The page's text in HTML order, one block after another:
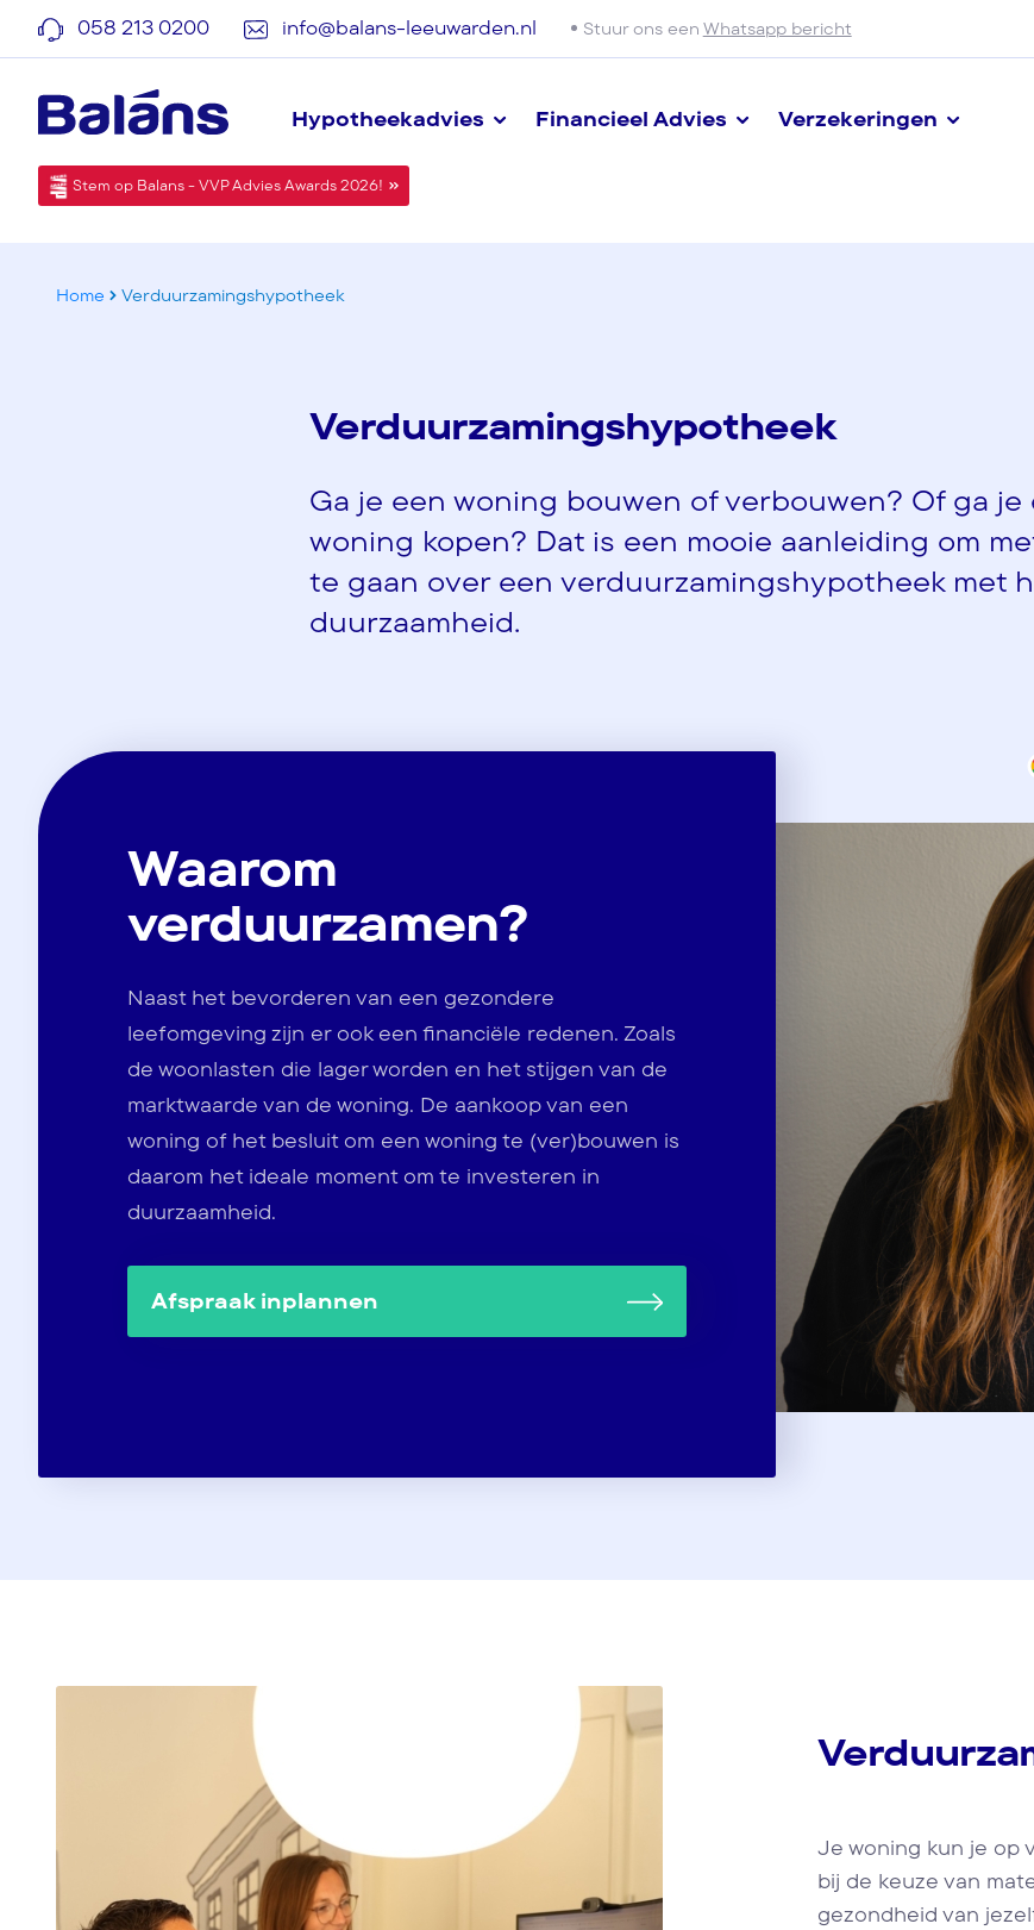
058 213 0200 info@balans-leeuwarden.nl Stuur ons een Whatsapp bericht
Hypotheekadvies Financieel Advies Verzekeringen
Stem op Balans - VVP Advies Awards 2026!
Home Verduurzamingshypotheek
Verduurzamingshypotheek
Ga je een woning bouwen of verbouwen? Of ga
woning kopen? Dat is een mooie aanleiding om
te gaan over een verduurzamingshypotheek met
duurzaamheid.
Waarom
verduurzamen?
Naast het bevorderen van een gezondere
leefomgeving zijn er ook een financiële redenen. Zoals
de woonlasten die lager worden en het stijgen van de
marktwaarde van de woning. De aankoop van een
woning of het besluit om een woning te (ver)bouwen is
daarom het ideale moment om te investeren in
duurzaamheid.
Afspraak inplannen
Je woning kun je op
bij de keuze van
gezondheid van